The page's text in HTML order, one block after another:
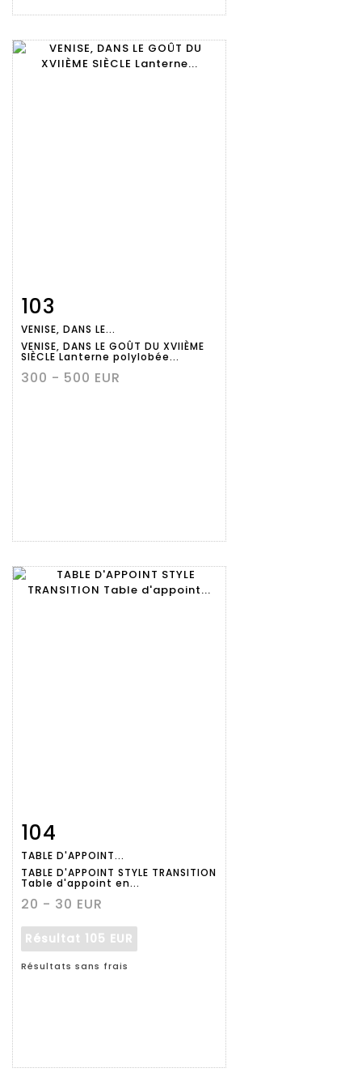
détaillée
103
VENISE, DANS LE...
VENISE, DANS LE GOÛT DU XVIIÈME
SIÈCLE Lanterne polylobée...
300 - 500 EUR
détaillée
104
TABLE D'APPOINT...
TABLE D'APPOINT STYLE TRANSITION
Table d'appoint en...
20 - 30 EUR
Résultat 105 EUR
Résultats sans frais